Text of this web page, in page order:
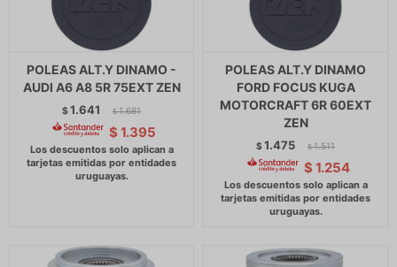
POLEAS ALT.Y DINAMO -
AUDI A6 A8 5R 75EXT ZEN
$1.641 $ 1.681
$ 1.395
POLEAS ALT.Y DINAMO
FORD FOCUS KUGA
MOTORCRAFT 6R 60EXT
ZEN
$1.475 $ 1.511
$ 1.254